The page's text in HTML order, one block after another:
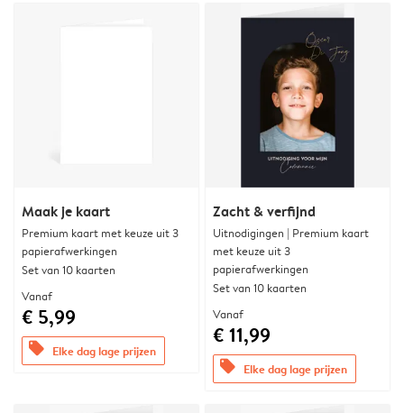
Maak je kaart
Premium kaart met keuze uit 3
papierafwerkingen
Set van 10 kaarten
Vanaf
€ 5,99
offers Elke dag lage prijzen
Zacht & verfijnd
Uitnodigingen | Premium kaart
met keuze uit 3
papierafwerkingen
Set van 10 kaarten
Vanaf
€ 11,99
offers Elke dag lage prijzen